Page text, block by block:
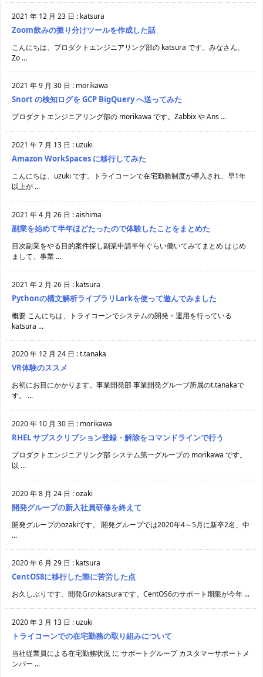
2021 年 12 月 23 日 : katsura
Zoom飲みの振り分けツールを作成した話
こんにちは、プロダクトエンジニアリング部の katsura です。みなさん、
Zo ...
2021 年 9 月 30 日 : morikawa
Snort の検知ログを GCP BigQuery へ送ってみた
プロダクトエンジニアリング部の morikawa です。Zabbix や Ans ...
2021 年 7 月 13 日 : uzuki
Amazon WorkSpaces に移行してみた
こんにちは、uzuki です。トライコーンで在宅勤務制度が導入され、早1年
以上が ...
2021 年 4 月 26 日 :aishima
副業を始めて半年ほどたったので体験したことをまとめた
目次副業をやる目的案件探し副業申請半年ぐらい働いてみてまとめ はじめ
まして、事業 ...
2021 年 2 月 26 日 : katsura
Pythonの構文解析ライブラリLarkを使って遊んでみました
概要 こんにちは、トライコーンでシステムの開発・運用を行っている
katsura ...
2020 年 12 月 24 日 :t.tanaka
VR体験のススメ
お初にお目にかかります。事業開発部 事業開発グループ所属のt.tanakaで
す。 ...
2020 年 10 月 30 日 : morikawa
RHEL サブスクリプション登録・解除をコマンドラインで行う
プロダクトエンジニアリング部 システム第一グループの morikawa です。
以 ...
2020 年 8 月 24 日 :ozaki
開発グループの新入社員研修を終えて
開発グループのozakiです。 開発グループでは2020年4～5月に新卒2名、中
...
2020 年 6 月 29 日 : katsura
CentOS8に移行した際に苦労した点
お久しぶりです、開発Grのkatsuraです。CentOS6のサポート期限が今年 ...
2020 年 3 月 13 日 : uzuki
トライコーンでの在宅勤務の取り組みについて
当社従業員による在宅勤務状況 に サポートグループ カスタマーサポートメ
ンバー ...